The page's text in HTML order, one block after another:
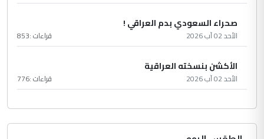
صحراء السعودي بدم العراقي !
الأحد 02 آب 2026 قراءات :853
الأكشن بنسخته العراقية
الأحد 02 آب 2026 قراءات :776